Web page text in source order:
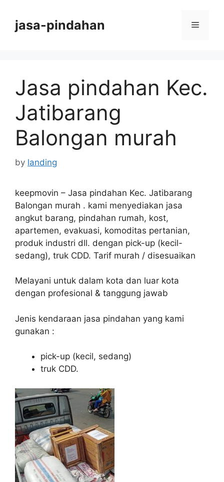
contentjasa-pindahan Menu
Jasa pindahan Kec.
Jatibarang
Balongan murah
by landing
keepmovin – Jasa pindahan Kec. Jatibarang
Balongan murah . kami menyediakan jasa
angkut barang, pindahan rumah, kost,
apartemen, evakuasi, komoditas pertanian,
produk industri dll. dengan pick-up (kecil-
sedang), truk CDD. Tarif murah / disesuaikan
Melayani untuk dalam kota dan luar kota
dengan profesional & tanggung jawab
Jenis kendaraan jasa pindahan yang kami
gunakan :
pick-up (kecil, sedang)
truk CDD.